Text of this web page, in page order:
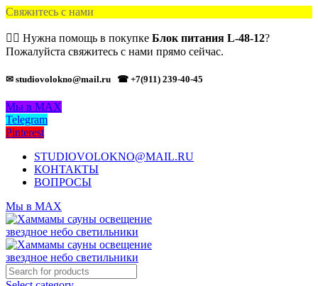
Свяжитесь с нами
🙋‍♂️ Нужна помощь в покупке Блок питания L-48-12?
Пожалуйста свяжитесь с нами прямо сейчас.
✉ studiovolokno@mail.ru ☎ +7(911) 239-40-45
Мы в MAX
Telegram
Pinterest
STUDIOVOLOKNO@MAIL.RU
КОНТАКТЫ
ВОПРОСЫ
Мы в MAX